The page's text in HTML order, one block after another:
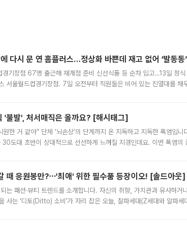
다시 문 연 홈플러스…정상화 바쁜데 재고 없어 ‘발동동
경기장점 67명 출근해 재개점 준비 신선식품 등 순차 입고…13일 정
서울월드컵경기장점. 7일 오전부터 직원들은 비어 있는 진열대를 채
'불발', 처서매직은 올까요? [해시태그]
원한 거 같아” 단체 ‘뇌손상’의 단계까지 온 지독하고 지독한 폭염입
30도대 초반이 상대적으로 선선하게 느껴질 지경인데요. 이번 폭염의
때 응원봉만?⋯'최애' 위한 필수품 등장이오! [솔드아웃]
는 패션·뷰티 트렌드를 소개합니다. 자신의 취향, 가치관과 유사하거
사는 '디토(Ditto) 소비'가 자리 잡은 오늘, 잘파세대(Z세대와 알파세